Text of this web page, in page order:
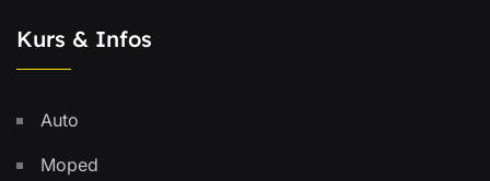
Kurs & Infos
Auto
Moped